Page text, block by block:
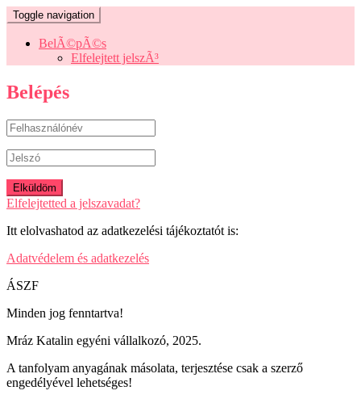
Toggle navigation
BelÃ©pÃ©s
Elfelejtett jelszÃ³
Belépés
Elfelejtetted a jelszavadat?
Itt elolvashatod az adatkezelési tájékoztatót is:
Adatvédelem és adatkezelés
ÁSZF
Minden jog fenntartva!
Mráz Katalin egyéni vállalkozó, 2025.
A tanfolyam anyagának másolata, terjesztése csak a szerző
engedélyével lehetséges!